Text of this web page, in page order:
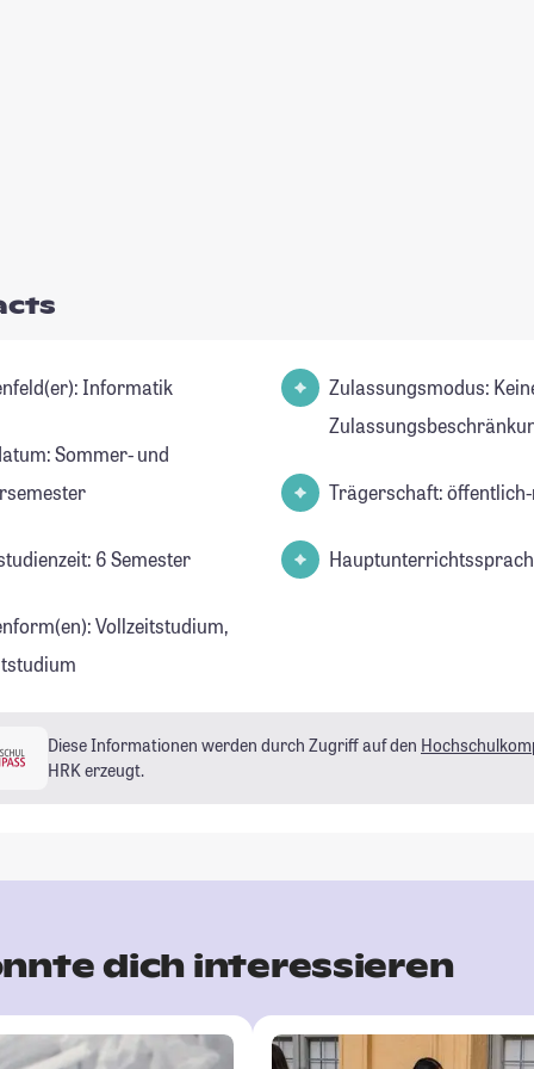
Studienfeld(er): Informatik
Sommer- und
6 Semester
Vollzeitstudium,
Zulassungsmodus:
Trägerschaft:
Diese Informationen werden durch Zugriff auf den
HRK erzeugt.
dich interessieren